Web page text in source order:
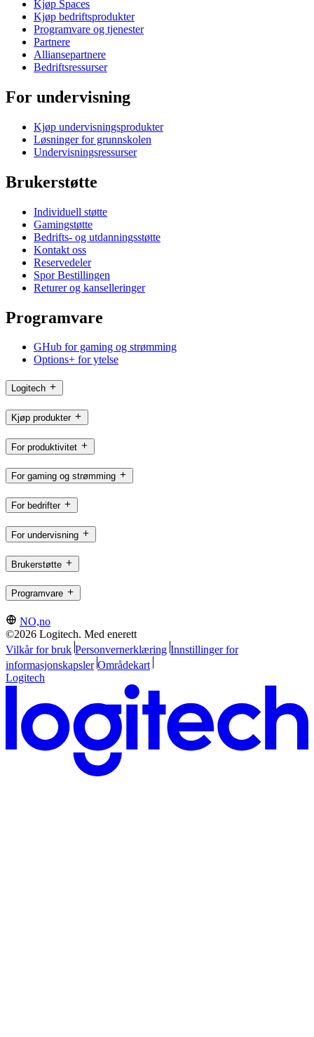
Kjøp Spaces
Kjøp bedriftsprodukter
Programvare og tjenester
Partnere
Alliansepartnere
Bedriftsressurser
For undervisning
Kjøp undervisningsprodukter
Løsninger for grunnskolen
Undervisningsressurser
Brukerstøtte
Individuell støtte
Gamingstøtte
Bedrifts- og utdanningsstøtte
Kontakt oss
Reservedeler
Spor Bestillingen
Returer og kanselleringer
Programvare
GHub for gaming og strømming
Options+ for ytelse
Logitech
Kjøp produkter
For produktivitet
For gaming og strømming
For bedrifter
For undervisning
Brukerstøtte
Programvare
NO,no
©2026 Logitech. Med enerett
Vilkår for bruk Personvernerklæring Innstillinger for
informasjonskapsler Områdekart
Logitech